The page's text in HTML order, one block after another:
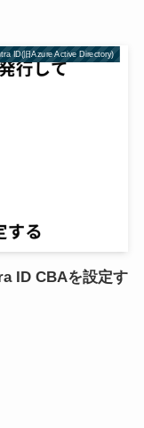
ID(旧Azure Active Directory)
ID CBAを設定す